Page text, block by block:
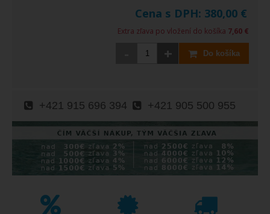
Cena s DPH: 380,00 €
Extra zľava po vložení do košíka 7,60 €
+ Do košíka
+421 915 696 394 +421 905 500 955